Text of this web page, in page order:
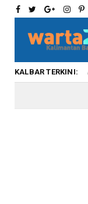
KALBAR TERKINI:
Penyerahan